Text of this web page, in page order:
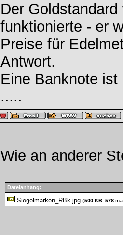
Der
funktionierte - er
Preise für
Antwort.
Eine Banknote
.....
Wie an anderer
Dateianhang:
Siegelmarken_RBk.jpg (500 KB 578